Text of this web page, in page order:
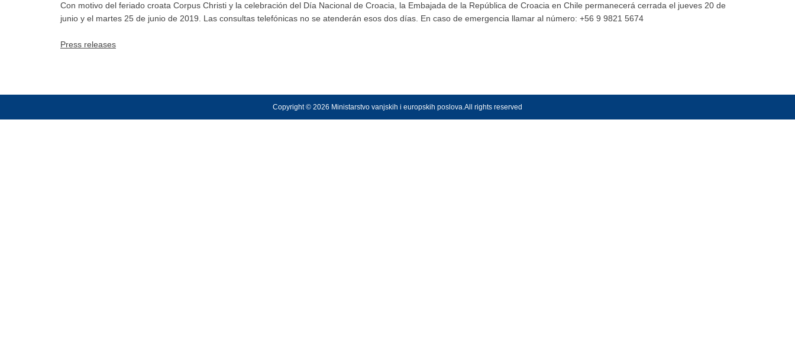
Con motivo del feriado croata Corpus Christi y la celebración del Día Nacional de Croacia, la Embajada de la República de Croacia en Chile permanecerá cerrada el jueves 20 de
junio y el martes 25 de junio de 2019. Las consultas telefónicas no se atenderán esos dos días. En caso de emergencia llamar al número: +56 9 9821 5674
Press releases
Copyright © 2026 Ministarstvo vanjskih i europskih poslova.All rights reserved